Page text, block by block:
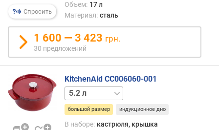
Спросить
Объем: 17 л
Материал: сталь
1 600 — 3 423 грн.
30 предложений
KitchenAid CC006060-001
3.3 л
большой размер индукционное дно
В наборе: кастрюля, крышка